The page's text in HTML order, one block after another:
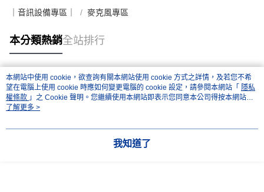
｜音訊設備專區｜ 麥克風專區
本分類熱銷全站排行
熱門標籤
本網站中使用 cookie，欲查詢有關本網站使用 cookie 方式之詳情，及若您不希
望在電腦上使用 cookie 時應如何變更電腦的 cookie 設定，請參閱本網站「 隱私
權條款 」之 Cookie 聲明。您繼續使用本網站即表示您同意本公司得按本網站使
用條款之 Cookie 聲明使用 cookie。
了解更多 >
我知道了